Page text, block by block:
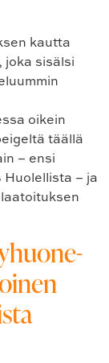
kautta
joka sisälsi
oikein
täällä
– ensi
– ja